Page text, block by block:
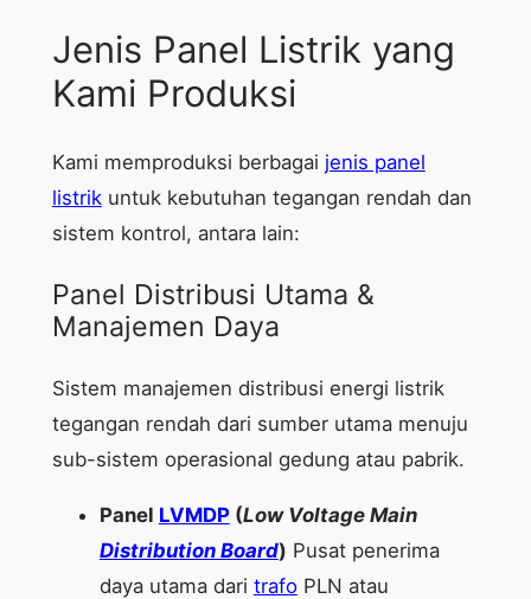
Jenis Panel Listrik yang
Kami Produksi
Kami memproduksi berbagai jenis panel
listrikuntuk kebutuhan tegangan rendah dan
sistem kontrol, antara lain:
Panel Distribusi Utama &
Manajemen Daya
Sistem manajemen distribusi energi listrik
tegangan rendah dari sumber utama menuju
sub-sistem operasional gedung atau pabrik.
Panel LVMDP(Low Voltage Main
Distribution Board) Pusat penerima
daya utama dari trafoPLN atau